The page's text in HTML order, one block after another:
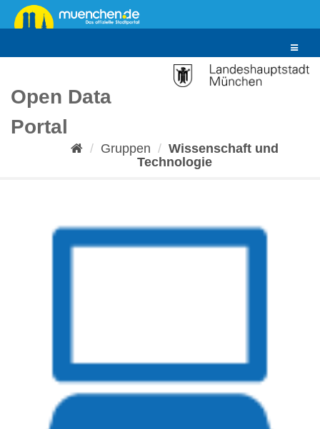
Überspringen
zum
Toggle
Open Data
Portal
Gruppen
Wissenschaft und
Technologie